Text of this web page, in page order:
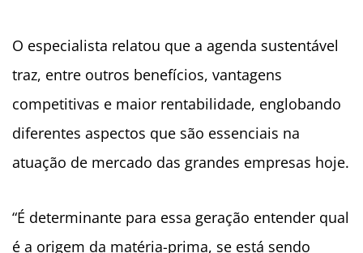
O especialista relatou que a agenda sustentável
traz, entre outros benefícios, vantagens
competitivas e maior rentabilidade, englobando
diferentes aspectos que são essenciais na
atuação de mercado das grandes empresas hoje.
“É determinante para essa geração entender qual
é a origem da matéria-prima, se está sendo